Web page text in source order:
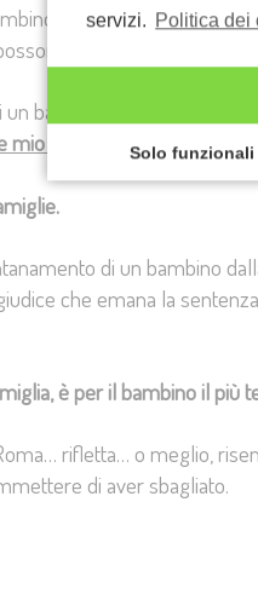
servizi.
Politica dei
Solo funzionali
capirebbero una cosa
prendere in
bambino di età inferiore ai
padre , ma:voglio che
di un bambino
che emana la
è per il bambino il più
rifletta… o meglio,
di aver sbagliato.